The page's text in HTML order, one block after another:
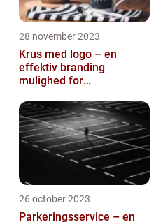
28 november 2023
Krus med logo – en
effektiv branding
mulighed for
26 october 2023
Parkeringsservice – en